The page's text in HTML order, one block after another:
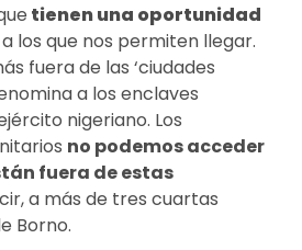
tienen una oportunidad
a los que nos permiten llegar.
fuera de las ‘ciudades
a los enclaves
nigeriano. Los
no podemos acceder
fuera de estas
a más de tres cuartas
Borno.